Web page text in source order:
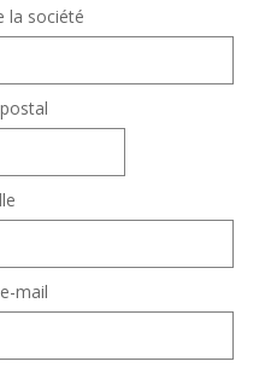
la société
mail